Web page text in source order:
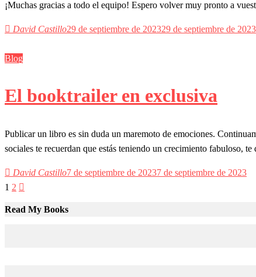
¡Muchas gracias a todo el equipo! Espero volver muy pronto a
David Castillo29 de septiembre de 202329 de septiembre de 2023
Blog
El booktrailer en exclusiva
Publicar un libro es sin duda un maremoto de emociones.
sociales te recuerdan que estás teniendo un crecimiento fabuloso,
David Castillo7 de septiembre de 20237 de septiembre de 2023
Paginación
1 2
Read My Books